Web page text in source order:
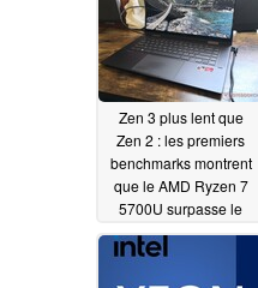
Zen 3 plus lent que
Zen 2 : les premiers
benchmarks montrent
que le AMD Ryzen 7
5700U surpasse le
Ryzen 7 5800U dans
la plupart des